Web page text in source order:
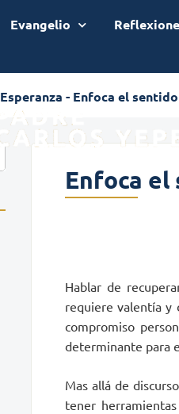
Evangelio
Esperanza - Enfoca el
Enfoca el
Hablar de
requiere valentía y
compromiso
determinante para
Mas allá de
tener